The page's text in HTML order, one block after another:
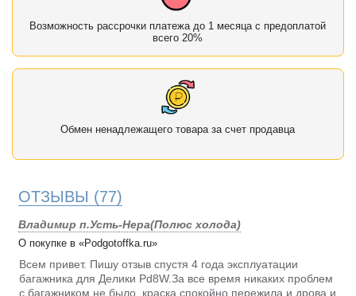
Возможность рассрочки платежа до 1 месяца с предоплатой
всего 20%
Обмен ненадлежащего товара за счет продавца
ОТЗЫВЫ (77)
Владимир п.Усть-Нера(Полюс холода)
О покупке в «Podgotoffka.ru»
Всем привет. Пишу отзыв спустя 4 года эксплуатации
багажника для Делики Pd8W.За все время никаких проблем
с багажником не было, краска спокойно пережила и дрова и